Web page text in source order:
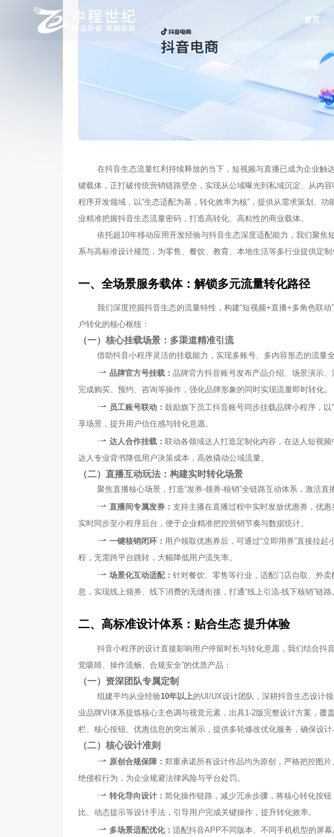
首页
抖音平台开发
提供抖音小程序、移动应用、直播小玩法等多业务载体
在抖音生态流量红利持续释放的当下，短视频与直播已成为企业触
键载体，正打破传统营销链路壁垒，实现从公域曝光到私域沉淀、从内
程序开发领域，以“生态适配为基，转化效率为核”，提供从需求策划、
业精准把握抖音生态流量密码，打造高转化、高粘性的商业载体。
依托超10年移动应用开发经验与抖音生态深度适配能力，我们聚
系与高标准设计规范，为零售、餐饮、教育、本地生活等多行业提供定
一、全场景服务载体：解锁多元流量转化路径
我们深度挖掘抖音生态的流量特性，构建“短视频+直播+多角色联
户转化的核心枢纽：
（一）核心挂载场景：多渠道精准引流
借助抖音小程序灵活的挂载能力，实现多账号、多内容形态的流量
品牌官方号挂载： 品牌官方抖音账号发布产品介绍、场景演示
完成购买、预约、咨询等操作，强化品牌形象的同时实现流量即时转化。
员工账号联动： 鼓励旗下员工抖音账号同步挂载品牌小程序，
享场景，提升用户信任感与转化意愿。
达人合作挂载： 联动各领域达人打造定制化内容，在达人短视
达人专业背书降低用户决策成本，高效撬动公域流量。
（二）直播互动玩法：构建实时转化场景
聚焦直播核心场景，打造“发券-领券-核销”全链路互动体系，激活直
直播间专属发券： 支持主播在直播过程中实时发放优惠券，优
实时同步至小程序后台，便于企业精准把控营销节奏与数据统计。
一键核销闭环： 用户领取优惠券后，可通过“立即用券”直接拉
程，无需跨平台跳转，大幅降低用户流失率。
场景化互动适配： 针对餐饮、零售等行业，适配门店自取、外
息，实现线上领券、线下消费的无缝衔接，打通“线上引流-线下核销”链路
二、高标准设计体系：贴合生态 提升体验
抖音小程序的设计直接影响用户停留时长与转化意愿，我们结合抖
觉吸睛、操作流畅、合规安全”的优质产品：
（一）资深团队专属定制
组建平均从业经验10年以上的UI/UX设计团队，深耕抖音生态设计
业品牌VI体系提炼核心主色调与视觉元素，出具1-2版完整设计方案，覆
栏、核心按钮、优惠信息的突出展示，提供多轮修改优化服务，确保设
（二）核心设计准则
原创合规保障： 郑重承诺所有设计作品均为原创，严格把控图
绝侵权行为，为企业规避法律风险与平台处罚。
转化导向设计： 简化操作链路，减少冗余步骤，将核心转化按钮
比、动态提示等设计手法，引导用户完成关键操作，提升转化效率。
多场景适配优化： 适配抖音APP不同版本、不同手机机型的屏